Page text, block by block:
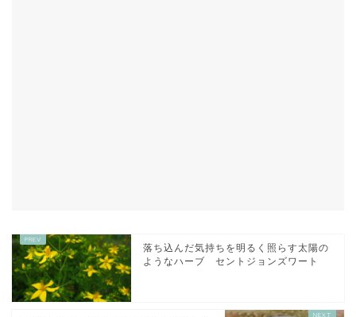
落ち込んだ気持ちを明るく照らす太陽の
ようなハーブ セントジョンズワート